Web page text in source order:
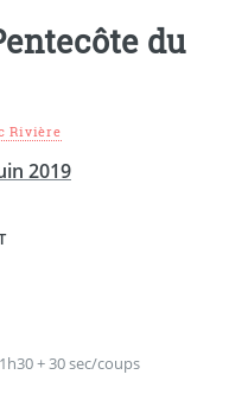
du
Rivière
2019
+ 30 sec/coups